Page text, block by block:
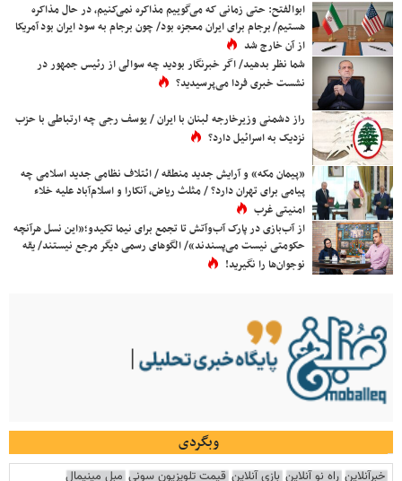
ابوالفتح: حتی زمانی که می‌گوییم مذاکره نمی‌کنیم، در حال مذاکره
هستیم/ برجام برای ایران معجزه بود/ چون برجام به سود ایران بود آمریکا
از آن خارج شد
شما نظر بدهید/ اگر خبرنگار بودید چه سوالی از رئیس جمهور در
نشست خبری فردا می‌پرسیدید؟
راز دشمنی وزیرخارجه لبنان با ایران / یوسف رجی چه ارتباطی با حزب
نزدیک به اسرائیل دارد؟
«پیمان مکه» و آرایش جدید منطقه / ائتلاف نظامی جدید اسلامی چه
پیامی برای تهران دارد؟ / مثلث ریاض، آنکارا و اسلام‌آباد علیه خلاء
امنیتی غرب
از آب‌بازی در پارک آب‌وآتش تا تجمع برای نیما تکیدو؛«این نسل هرآنچه
حکومتی نیست می‌پسندند»/ الگوهای رسمی دیگر مرجع نیستند/ یقه
نوجوان‌ها را نگیرید!
وبگردی
خبرآنلاین راه نو آنلاین بازی آنلاین قیمت تلویزیون سونی مبل مینیمال